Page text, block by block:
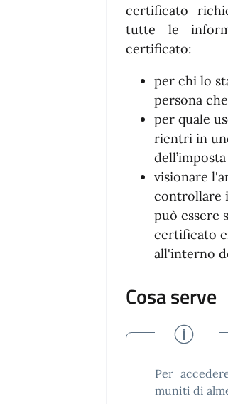
certificato
tutte le
certificato:
per chi lo
persona
per quale
rientri in
visionare
controllare
può essere
certificato
all'interno
Cosa serve
Per
muniti di